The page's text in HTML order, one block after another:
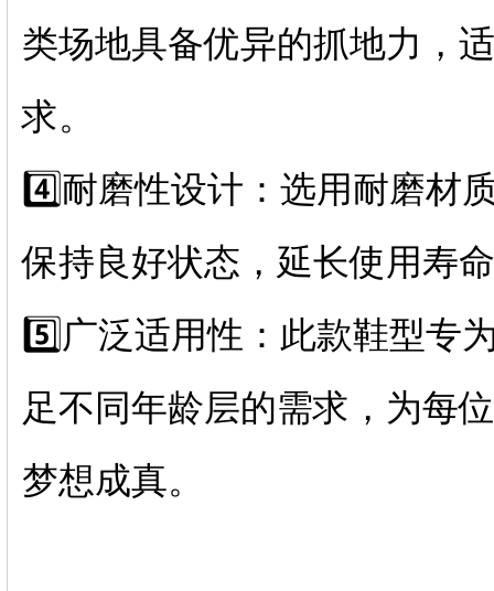
类场地具备优异的抓地力，
求。
4️⃣耐磨性设计：选用耐磨材
保持良好状态，延长使用寿
5️⃣广泛适用性：此款鞋型专
足不同年龄层的需求，为每
梦想成真。